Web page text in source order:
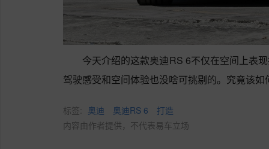
今天介绍的这款奥迪RS 6不仅在空间上表
驾驶感受和空间体验也没啥可挑剔的。究竟该
标签: 奥迪 奥迪RS 6
打造
内容由作者提供，不代表易车立场